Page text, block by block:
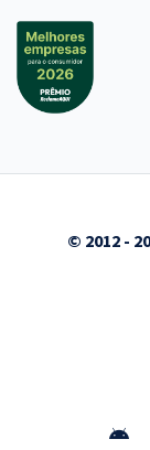
© 2012 -